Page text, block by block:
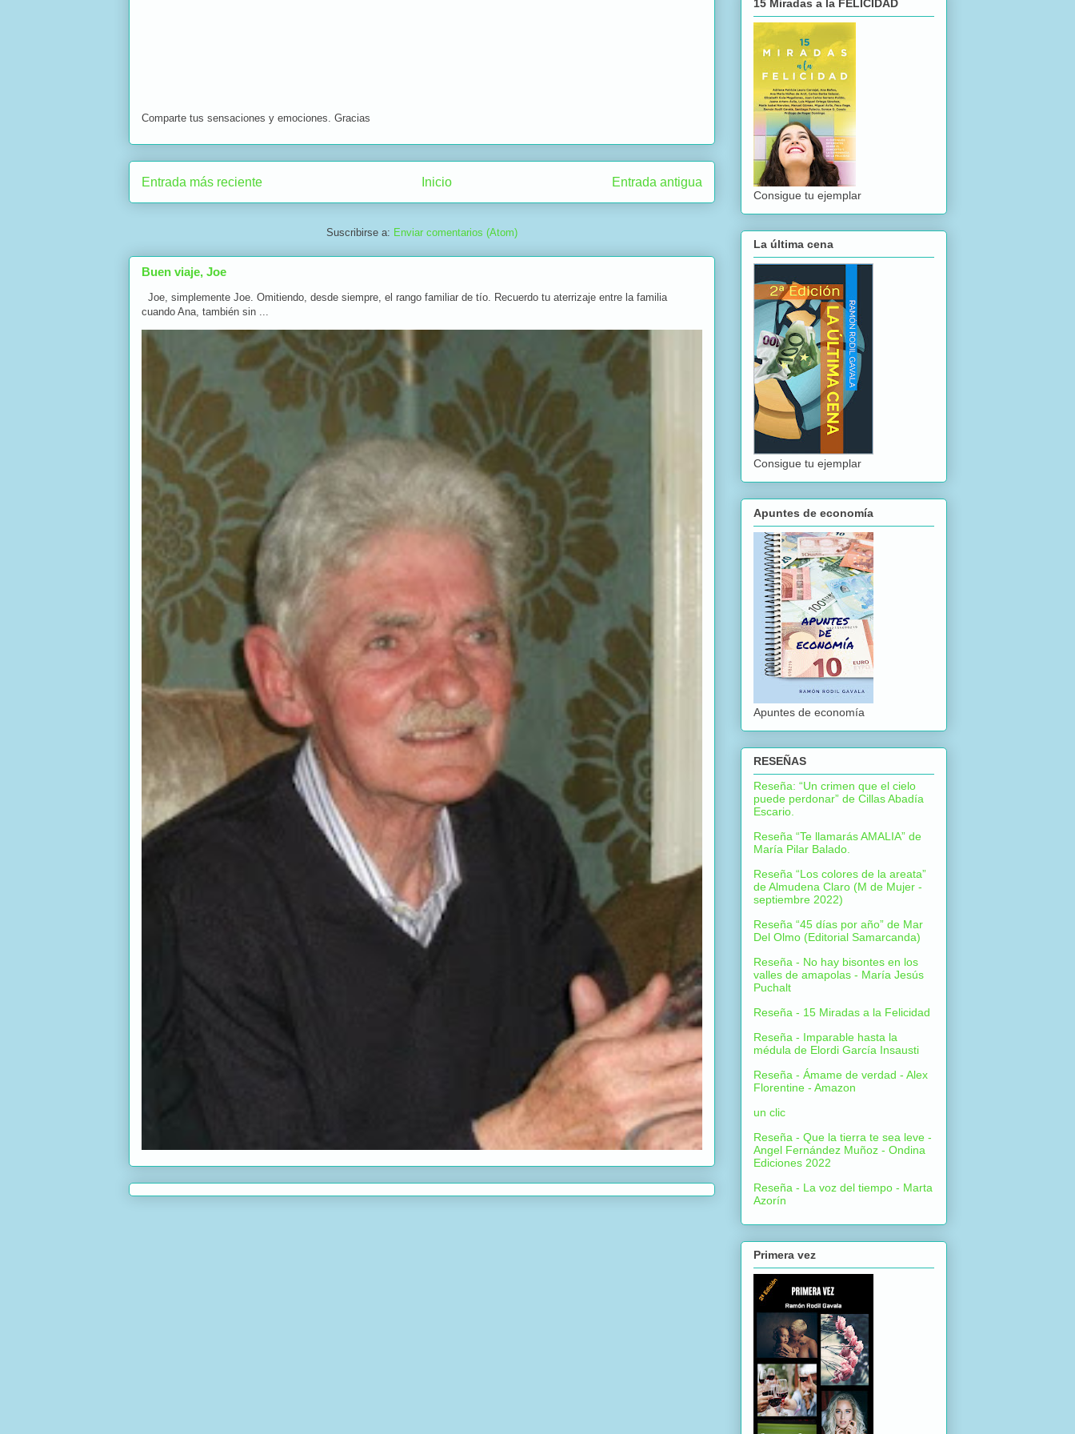
Comparte tus sensaciones y emociones. Gracias
Entrada más reciente Entrada antigua
Inicio
Suscribirse a: Enviar comentarios (Atom)
Buen viaje, Joe
Joe, simplemente Joe. Omitiendo, desde siempre, el rango familiar de tío. Recuerdo tu aterrizaje entre la familia
cuando Ana, también sin ...
15 Miradas a la FELICIDAD
Consigue tu ejemplar
La última cena
Consigue tu ejemplar
Apuntes de economía
Apuntes de economía
RESEÑAS
Reseña: “Un crimen que el cielo
puede perdonar” de Cillas Abadía
Escario.
Reseña “Te llamarás AMALIA” de
María Pilar Balado.
Reseña “Los colores de la areata”
de Almudena Claro (M de Mujer -
septiembre 2022)
Reseña “45 días por año” de Mar
Del Olmo (Editorial Samarcanda)
Reseña - No hay bisontes en los
valles de amapolas - María Jesús
Puchalt
Reseña - 15 Miradas a la Felicidad
Reseña - Imparable hasta la
médula de Elordi García Insausti
Reseña - Ámame de verdad - Alex
Florentine - Amazon
un clic
Reseña - Que la tierra te sea leve -
Angel Fernández Muñoz - Ondina
Ediciones 2022
Reseña - La voz del tiempo - Marta
Azorín
Primera vez